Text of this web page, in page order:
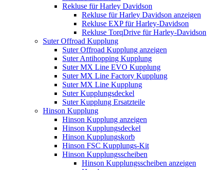
Rekluse für Harley Davidson
Rekluse für Harley Davidson anzeigen
Rekluse EXP für Harley-Davidson
Rekluse TorqDrive für Harley-Davidson
Suter Offroad Kupplung
Suter Offroad Kupplung anzeigen
Suter Antihopping Kupplung
Suter MX Line EVO Kupplung
Suter MX Line Factory Kupplung
Suter MX Line Kupplung
Suter Kupplungsdeckel
Suter Kupplung Ersatzteile
Hinson Kupplung
Hinson Kupplung anzeigen
Hinson Kupplungsdeckel
Hinson Kupplungskorb
Hinson FSC Kupplungs-Kit
Hinson Kupplungsscheiben
Hinson Kupplungsscheiben anzeigen